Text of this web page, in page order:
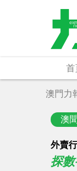
首
澳聞
澳門力
外賣
探